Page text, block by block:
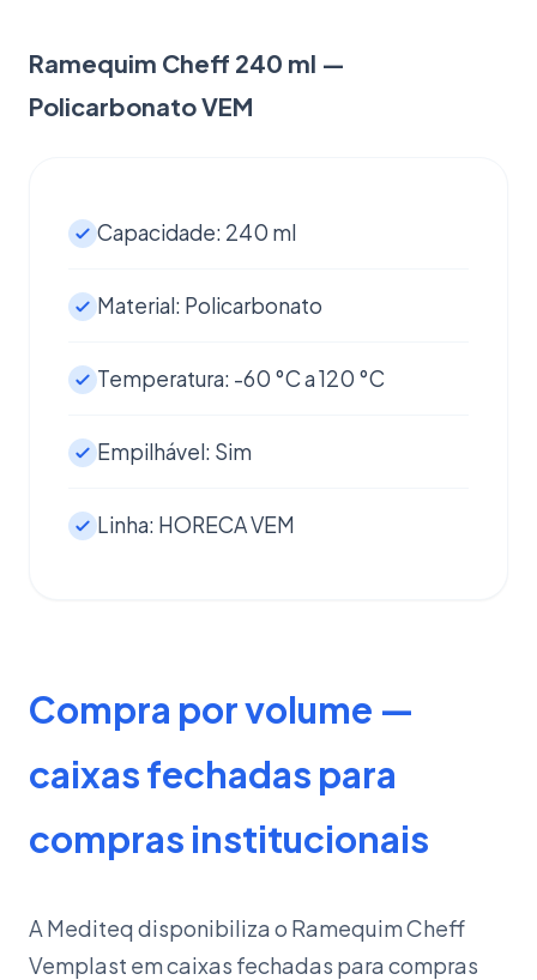
Ramequim Cheff 240 ml —
Policarbonato VEM
Capacidade: 240 ml
Material: Policarbonato
Temperatura: -60 °C a 120 °C
Empilhável: Sim
Linha: HORECA VEM
Compra por volume —
caixas fechadas para
compras institucionais
A Mediteq disponibiliza o Ramequim Cheff
Vemplast em caixas fechadas para compras